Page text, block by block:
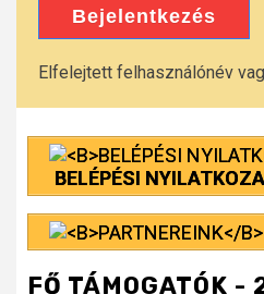
Bejelentkezés
Elfelejtett felhasználónév
BELÉPÉSI
FŐ TÁMOGATÓK -